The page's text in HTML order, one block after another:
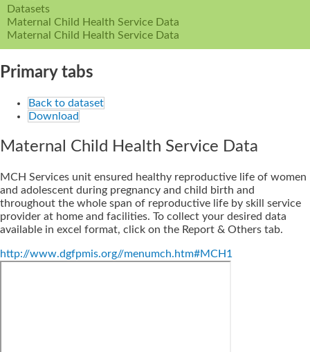
Datasets
Maternal Child Health Service Data
Maternal Child Health Service Data
Primary tabs
Back to dataset
Download
Maternal Child Health Service Data
MCH Services unit ensured healthy reproductive life of women
and adolescent during pregnancy and child birth and
throughout the whole span of reproductive life by skill service
provider at home and facilities. To collect your desired data
available in excel format, click on the Report & Others tab.
http://www.dgfpmis.org//menumch.htm#MCH1